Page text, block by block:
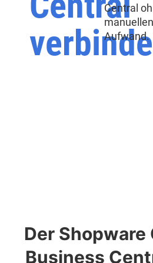
Central
manuellen
Aufwand.
Der
Business